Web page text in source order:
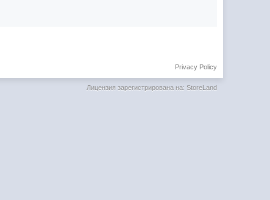
Privacy Policy
Лицензия зарегистрирована на: StoreLand